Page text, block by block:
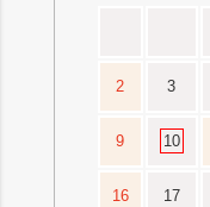
2 3
9 10
16 17